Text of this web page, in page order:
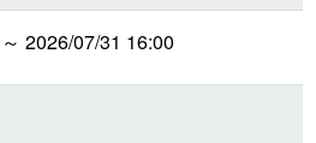
2026/07/31 16:00